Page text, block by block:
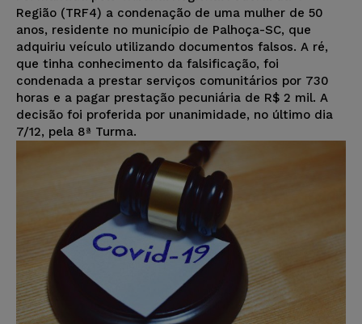
Região (TRF4) a condenação de uma mulher de 50
anos, residente no município de Palhoça-SC, que
adquiriu veículo utilizando documentos falsos. A ré,
que tinha conhecimento da falsificação, foi
condenada a prestar serviços comunitários por 730
horas e a pagar prestação pecuniária de R$ 2 mil. A
decisão foi proferida por unanimidade, no último dia
7/12, pela 8ª Turma.